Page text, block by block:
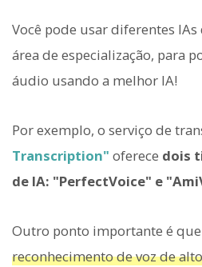
Você pode usar diferentes
área de especialização, para
áudio usando a melhor IA!
Por exemplo, o serviço de
Transcription" oferece dois
de IA: "PerfectVoice" e
Outro ponto importante é que
reconhecimento de voz de